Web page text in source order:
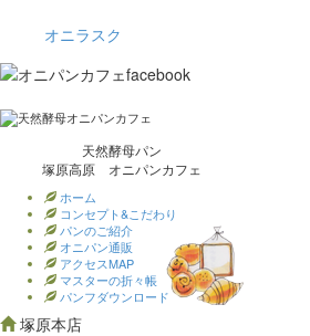
オニラスク
天然酵母パン
塚原高原 オニパンカフェ
ホーム
コンセプト&こだわり
パンのご紹介
オニパン通販
アクセスMAP
マスターの折々帳
パンフダウンロード
塚原本店